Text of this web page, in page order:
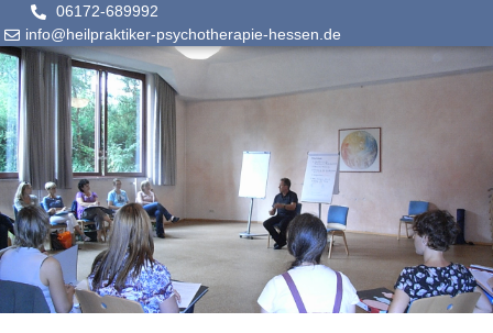
06172-689992
info@heilpraktiker-psychotherapie-hessen.de